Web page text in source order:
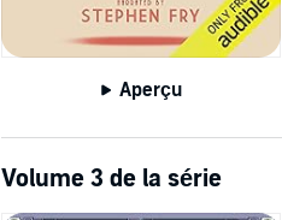
Aperçu
Volume 3 de la série